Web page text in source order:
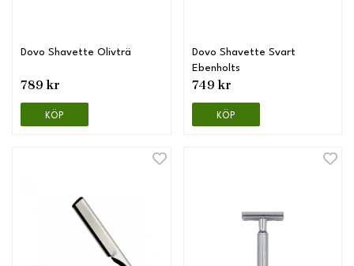
Dovo Shavette Olivträ
789 kr
KÖP
Dovo Shavette Svart
Ebenholts
749 kr
KÖP